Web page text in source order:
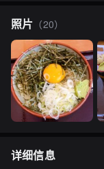
照片 （20）
详细信息